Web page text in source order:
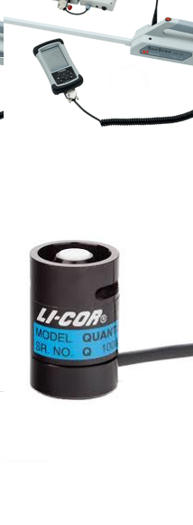
LI-COR
LI-190R quantum